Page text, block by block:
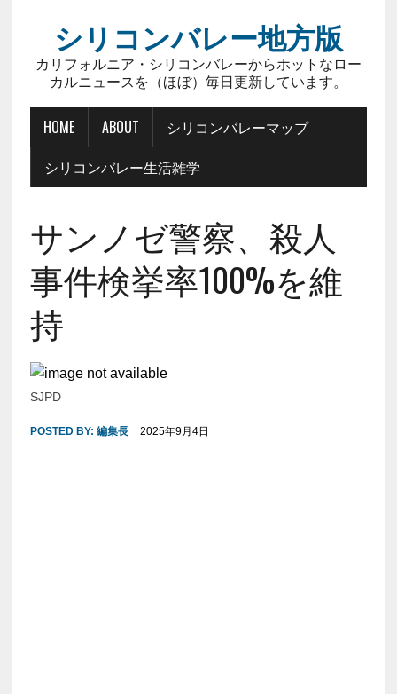
シリコンバレー地方版
カリフォルニア・シリコンバレーからホットなロー
カルニュースを（ほぼ）毎日更新しています。
HOME ABOUT
シリコンバレーマップ
シリコンバレー生活雑学
サンノゼ警察、殺人
事件検挙率100%を維
持
SJPD
POSTED BY: 編集長 2025年9月4日